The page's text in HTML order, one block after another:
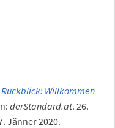
Rückblick: Willkommen
derStandard.at. 26.
Jänner 2020.